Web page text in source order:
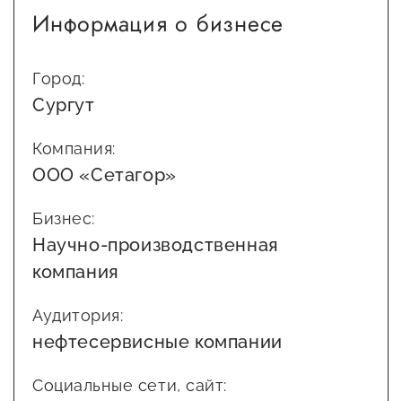
Информация о бизнесе
Город:
Сургут
Компания:
ООО «Сетагор»
Бизнес:
Научно-производственная
компания
Аудитория:
нефтесервисные компании
Социальные сети, сайт: